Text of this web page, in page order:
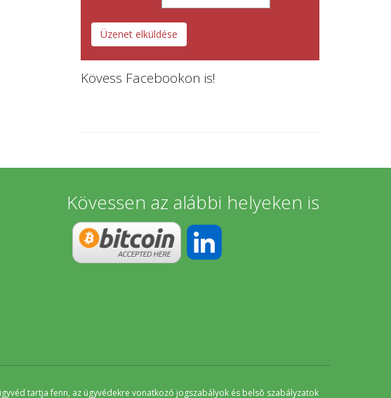
Üzenet elküldése
Kövess Facebookon is!
Kövessen az alábbi helyeken is
tartja fenn, az ügyvédekre vonatkozó jogszabályok és belsõ szabályzatok